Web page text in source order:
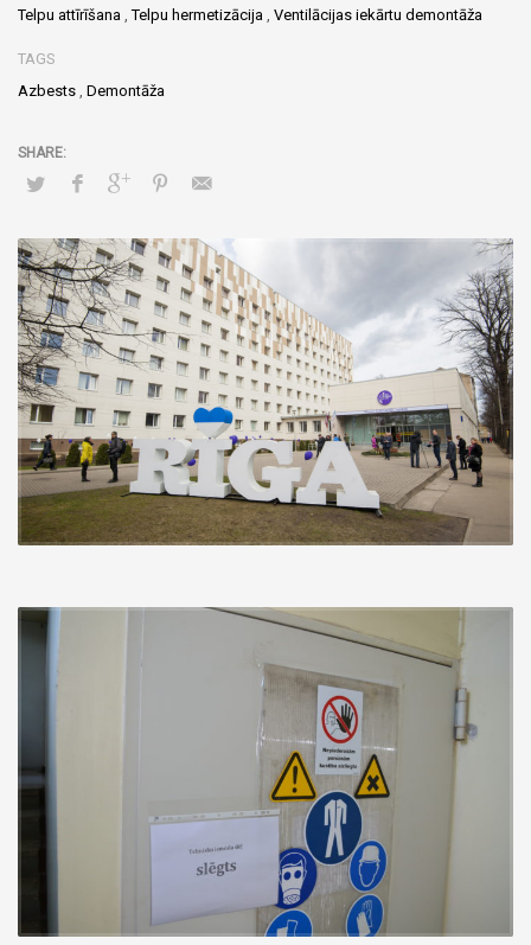
Telpu attīrīšana ,Telpu hermetizācija , Ventilācijas iekārtu demontāža
TAGS
Azbests , Demontāža